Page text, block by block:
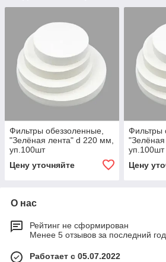
Фильтры обеззоленные,
"Зелёная лента" d 220 мм,
уп.100шт
Цену уточняйте
Фильтры
уп.100шт
Цену
О нас
Рейтинг не сформирован
Менее 5 отзывов за последний год
Работает с 05.07.2022